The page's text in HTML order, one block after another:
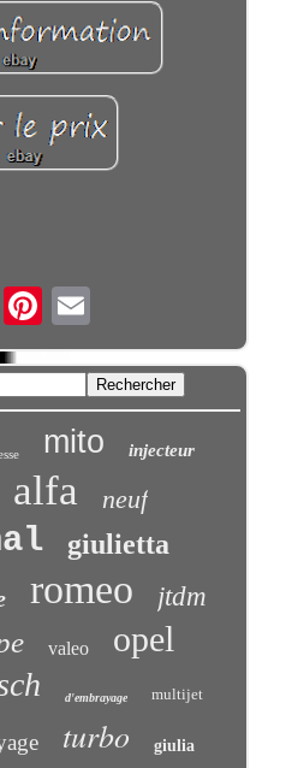
Email
mito injecteur
alfa neuf
giulietta
romeo jtdm
valeo opel
d'embrayage multijet
turbo giulia